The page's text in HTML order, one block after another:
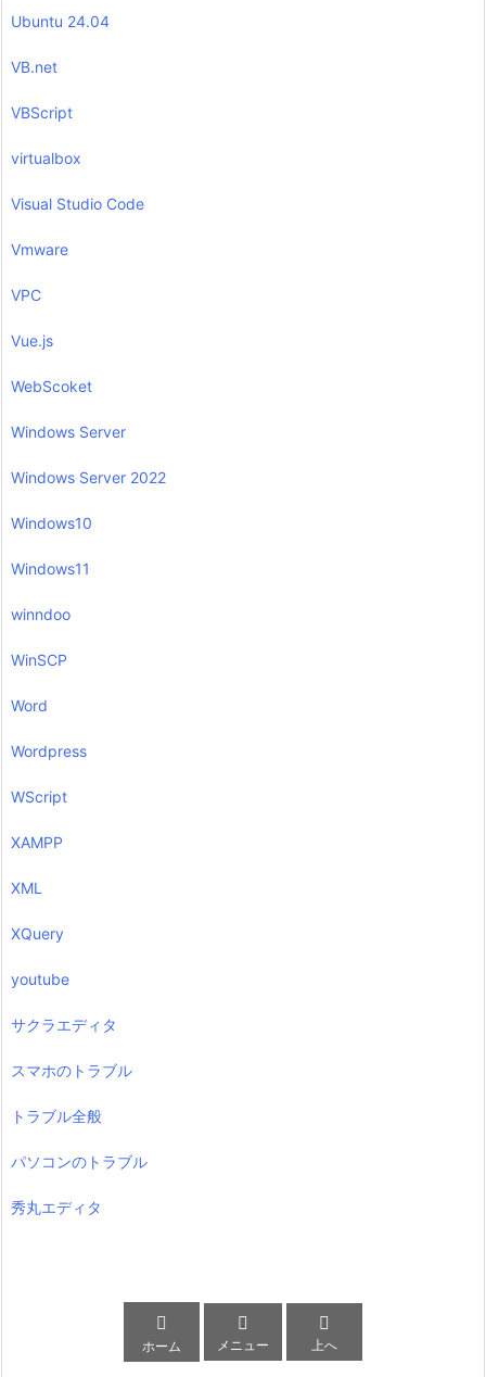
Ubuntu 24.04
VB.net
VBScript
virtualbox
Visual Studio Code
Vmware
VPC
Vue.js
WebScoket
Windows Server
Windows Server 2022
Windows10
Windows11
winndoo
WinSCP
Word
Wordpress
WScript
XAMPP
XML
XQuery
youtube
サクラエディタ
スマホのトラブル
トラブル全般
パソコンのトラブル
秀丸エディタ

ホーム

メニュー

上へ